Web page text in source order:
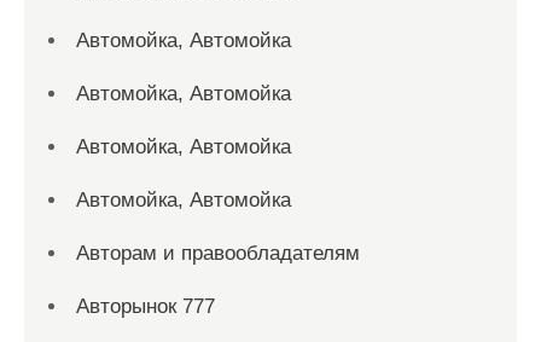
Автомойка, Автомойка
Автомойка, Автомойка
Автомойка, Автомойка
Автомойка, Автомойка
Авторам и правообладателям
Авторынок 777